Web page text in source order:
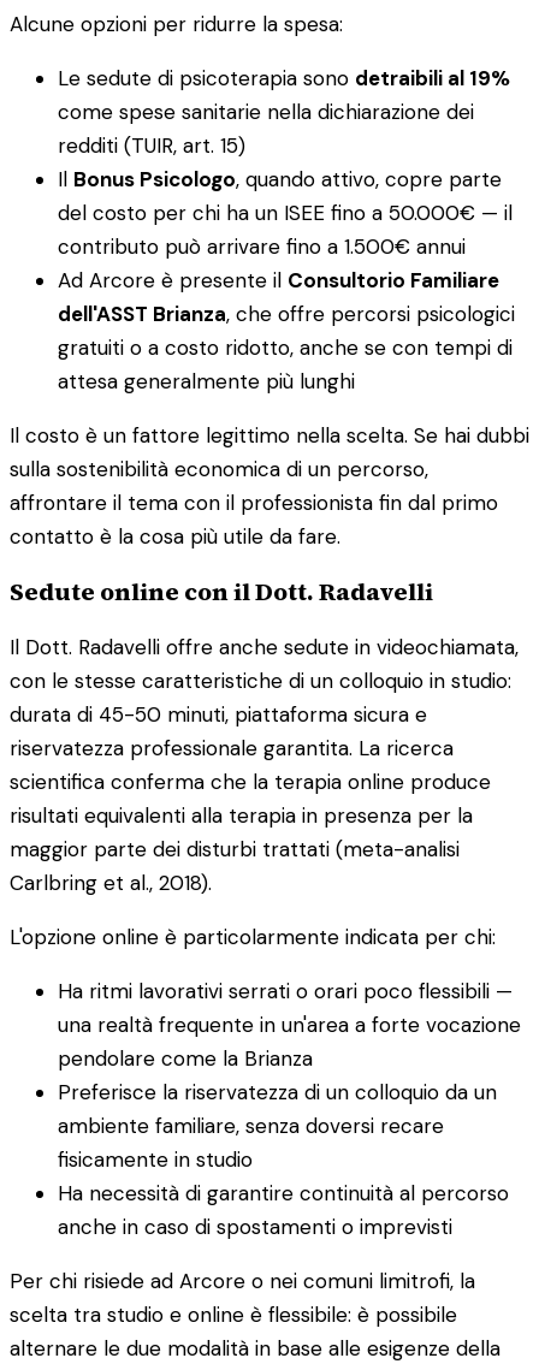
Alcune opzioni per ridurre la spesa:
Le sedute di psicoterapia sono detraibili al 19%
come spese sanitarie nella dichiarazione dei
redditi (TUIR, art. 15)
Il Bonus Psicologo, quando attivo, copre parte
del costo per chi ha un ISEE fino a 50.000€ — il
contributo può arrivare fino a 1.500€ annui
Ad Arcore è presente il Consultorio Familiare
dell'ASST Brianza, che offre percorsi psicologici
gratuiti o a costo ridotto, anche se con tempi di
attesa generalmente più lunghi
Il costo è un fattore legittimo nella scelta. Se hai dubbi
sulla sostenibilità economica di un percorso,
affrontare il tema con il professionista fin dal primo
contatto è la cosa più utile da fare.
Sedute online con il Dott. Radavelli
Il Dott. Radavelli offre anche sedute in videochiamata,
con le stesse caratteristiche di un colloquio in studio:
durata di 45-50 minuti, piattaforma sicura e
riservatezza professionale garantita. La ricerca
scientifica conferma che la terapia online produce
risultati equivalenti alla terapia in presenza per la
maggior parte dei disturbi trattati (meta-analisi
Carlbring et al., 2018).
L'opzione online è particolarmente indicata per chi:
Ha ritmi lavorativi serrati o orari poco flessibili —
una realtà frequente in un'area a forte vocazione
pendolare come la Brianza
Preferisce la riservatezza di un colloquio da un
ambiente familiare, senza doversi recare
fisicamente in studio
Ha necessità di garantire continuità al percorso
anche in caso di spostamenti o imprevisti
Per chi risiede ad Arcore o nei comuni limitrofi, la
scelta tra studio e online è flessibile: è possibile
alternare le due modalità in base alle esigenze della